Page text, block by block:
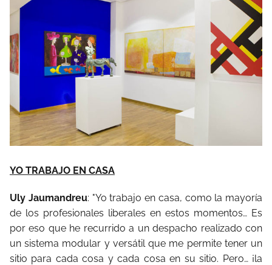
YO TRABAJO EN CASA
Uly Jaumandreu: "Yo trabajo en casa, como la mayoría
de los profesionales liberales en estos momentos… Es
por eso que he recurrido a un despacho realizado con
un sistema modular y versátil que me permite tener un
sitio para cada cosa y cada cosa en su sitio. Pero… ¡la